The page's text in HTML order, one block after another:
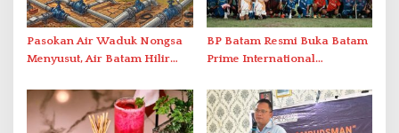
Pasokan Air Waduk Nongsa
Menyusut, Air Batam Hilir
Antar-IPAM
BP Batam Resmi Buka Batam
Prime International
2026 di Stadion Temenggung
Abdul Jamal